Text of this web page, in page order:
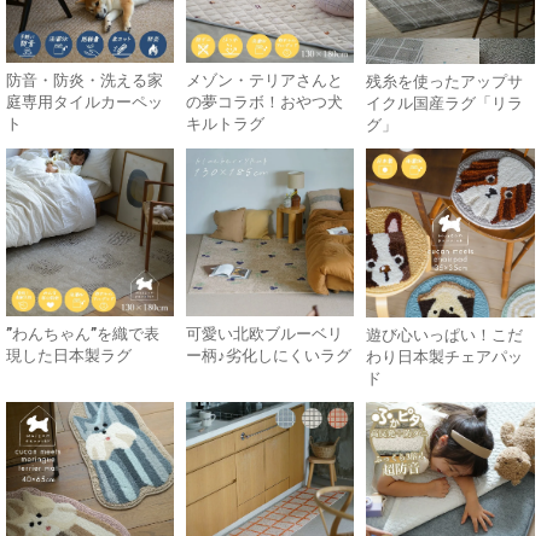
防音・防炎・洗える家
庭専用タイルカーペッ
ト
メゾン・テリアさんと
の夢コラボ！おやつ犬
キルトラグ
残糸を使ったアップサ
イクル国産ラグ「リラ
グ」
”わんちゃん”を織で表
現した日本製ラグ
可愛い北欧ブルーベリ
ー柄♪劣化しにくいラグ
遊び心いっぱい！こだ
わり日本製チェアパッ
ド